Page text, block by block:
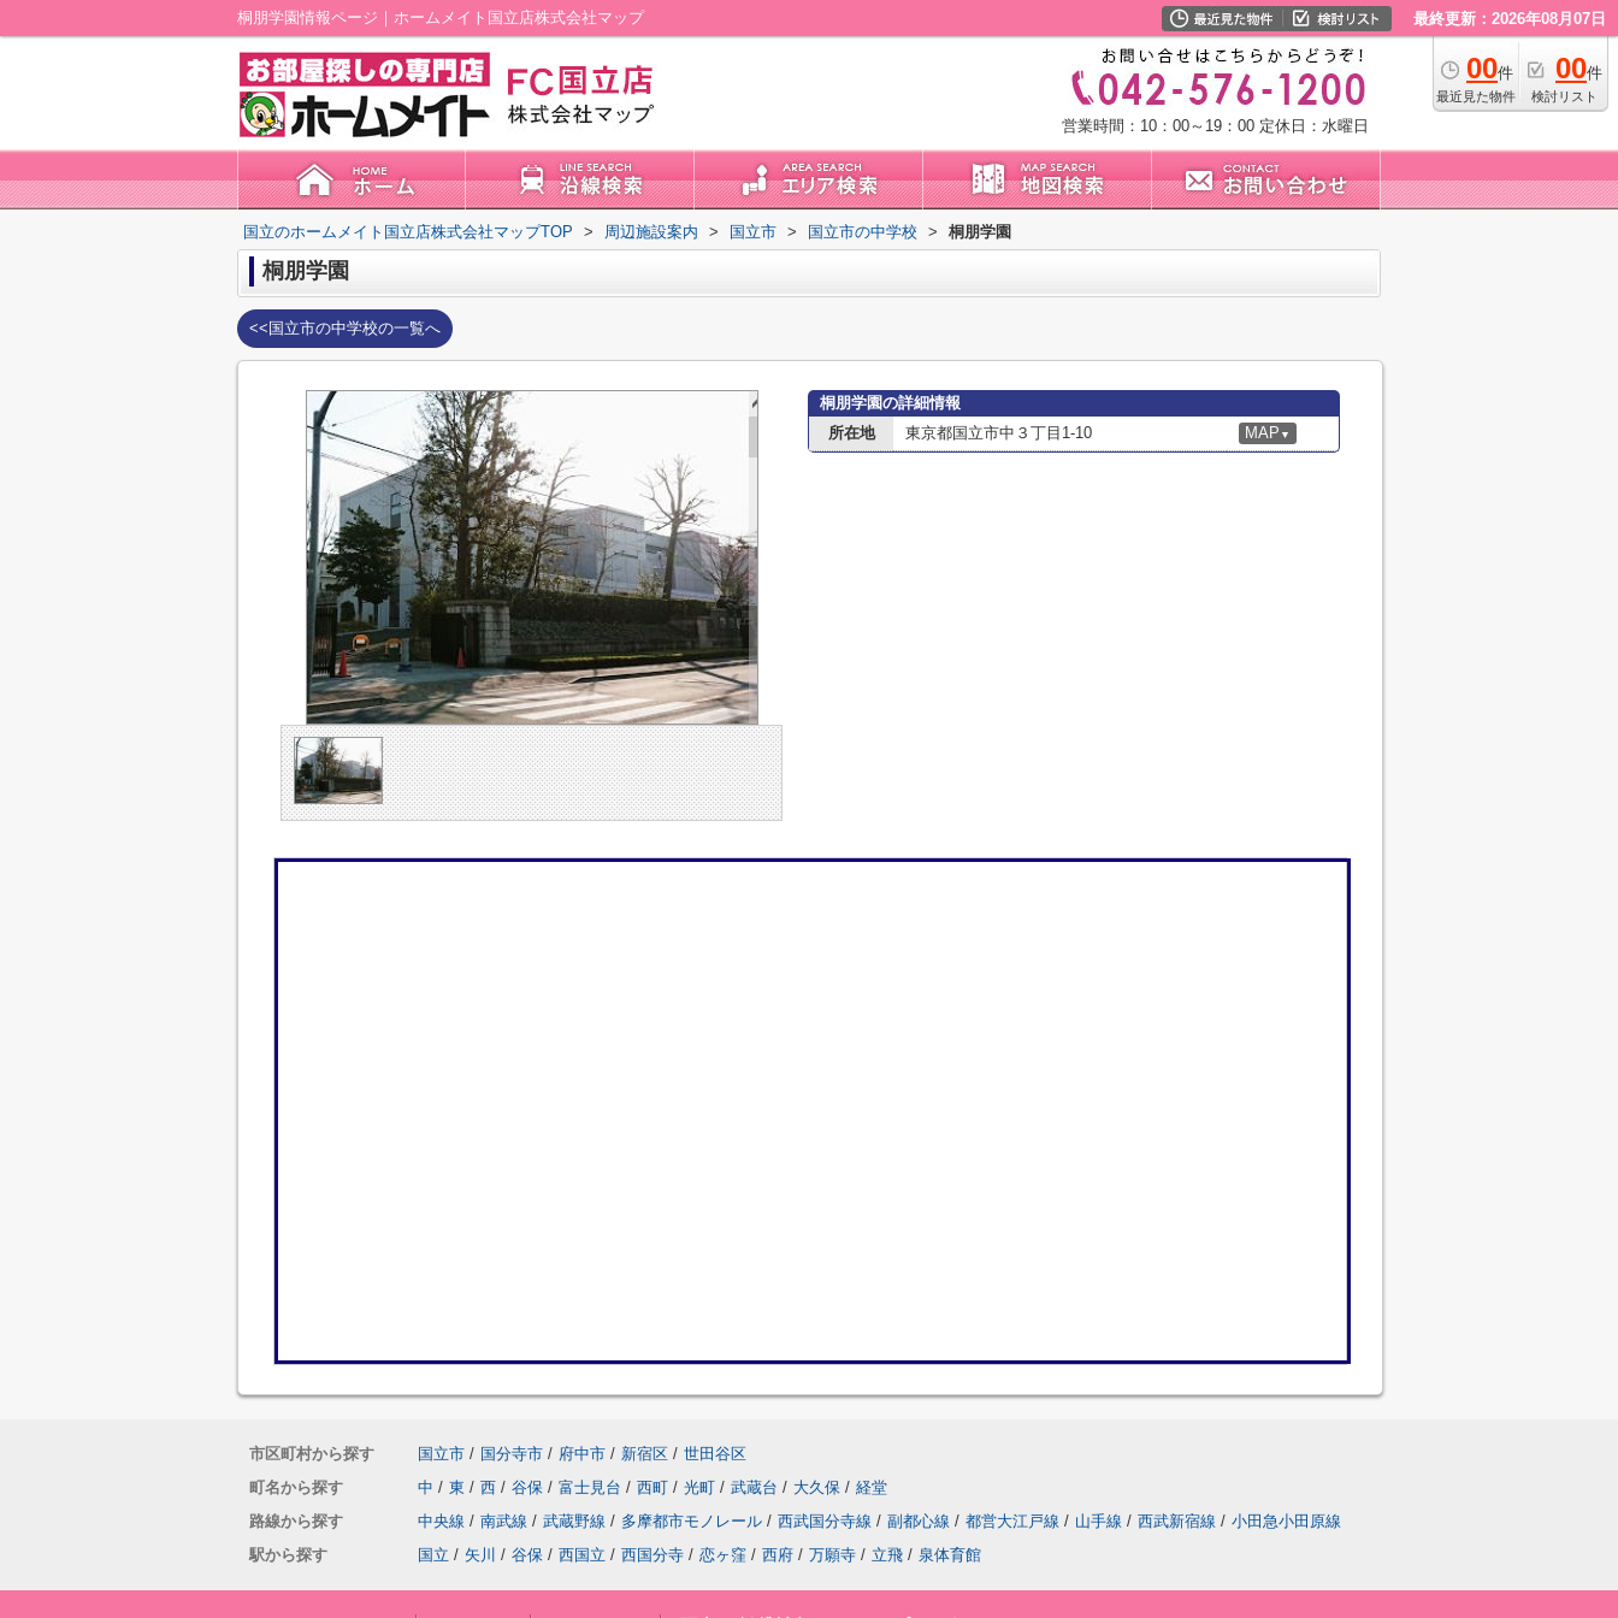
桐朋学園情報ページ｜ホームメイト国立店株式会社マップ 最終更新：2026年08月07日
00件
最近見た物件
00件
検討リスト
営業時間：10：00～19：00 定休日：水曜日
国立のホームメイト国立店株式会社マップTOP > 周辺施設案内 > 国立市 > 国立市の中学校 > 桐朋学園
桐朋学園
<<国立市の中学校の一覧へ
桐朋学園の詳細情報
所在地
東京都国立市中３丁目1-10 MAP ▼
市区町村から探す 国立市 / 国分寺市 / 府中市 / 新宿区 / 世田谷区
町名から探す
中 / 東 / 西 / 谷保 / 富士見台 / 西町 / 光町 / 武蔵台 / 大久保 / 経堂
路線から探す
中央線 / 南武線 / 武蔵野線 / 多摩都市モノレール / 西武国分寺線 / 副都心線 / 都営大江戸線 / 山手線 / 西武新宿線 / 小田急小田原線
駅から探す
国立 / 矢川 / 谷保 / 西国立 / 西国分寺 / 恋ヶ窪 / 西府 / 万願寺 / 立飛 / 泉体育館